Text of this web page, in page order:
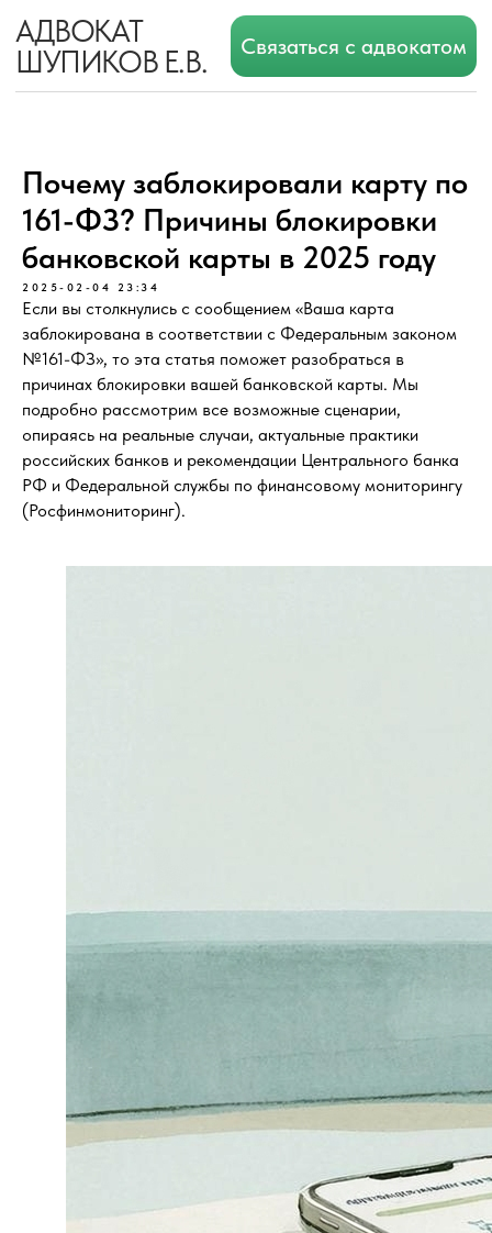
АДВОКАТ
ШУПИКОВ Е.В.
Связаться с адвокатом
Почему заблокировали карту по
161-ФЗ? Причины блокировки
банковской карты в 2025 году
2025-02-04 23:34
Если вы столкнулись с сообщением «Ваша карта
заблокирована в соответствии с Федеральным законом
№161-ФЗ», то эта статья поможет разобраться в
причинах блокировки вашей банковской карты. Мы
подробно рассмотрим все возможные сценарии,
опираясь на реальные случаи, актуальные практики
российских банков и рекомендации Центрального банка
РФ и Федеральной службы по финансовому мониторингу
(Росфинмониторинг).